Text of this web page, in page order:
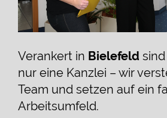
Verankert in Bielefeld
nur eine Kanzlei – wir
Team und setzen auf ein
Arbeitsumfeld.